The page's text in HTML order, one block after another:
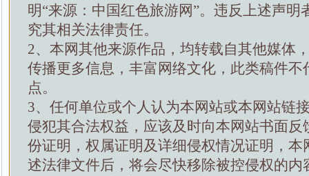
明“来源：中国红色旅游网”。违反上述声明
究其相关法律责任。
2、本网其他来源作品，均转载自其他媒体
传播更多信息，丰富网络文化，此类稿件不
点。
3、任何单位或个人认为本网站或本网站链
侵犯其合法权益，应该及时向本网站书面反
份证明，权属证明及详细侵权情况证明，本
述法律文件后，将会尽快移除被控侵权的内